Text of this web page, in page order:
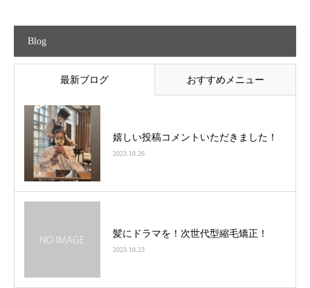
Blog
最新ブログ おすすめメニュー
嬉しい投稿コメントいただきました！
2023.10.26
髪にドラマを！次世代型縮毛矯正！
2023.10.23